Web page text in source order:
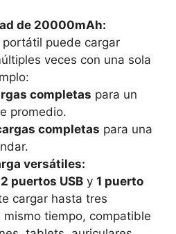
de 20000mAh:
portátil puede cargar
veces con una sola
completas para un
promedio.
completas para una
versátiles:
2 puertos USB y 1 puerto
cargar hasta tres
mismo tiempo, compatible